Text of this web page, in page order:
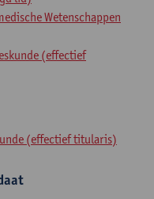
Wetenschappen
(effectief
(effectief titularis)